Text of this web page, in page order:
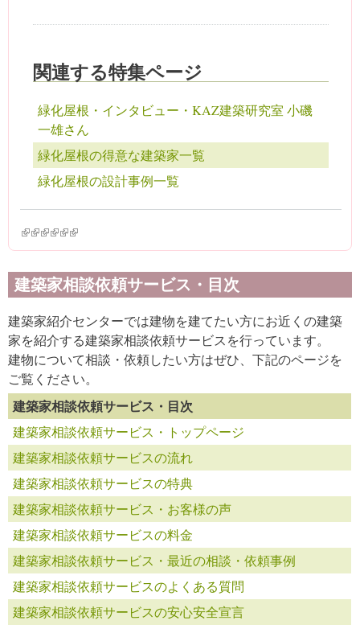
関連する特集ページ
緑化屋根・インタビュー・KAZ建築研究室 小磯
一雄さん
緑化屋根の得意な建築家一覧
緑化屋根の設計事例一覧
(link is external)
(link is external)
(link is external)
(link is external)
(link is external)
(link is external)
建築家相談依頼サービス・目次
建築家紹介センターでは建物を建てたい方にお近くの建築
家を紹介する建築家相談依頼サービスを行っています。
建物について相談・依頼したい方はぜひ、下記のページを
ご覧ください。
建築家相談依頼サービス・目次
建築家相談依頼サービス・トップページ
建築家相談依頼サービスの流れ
建築家相談依頼サービスの特典
建築家相談依頼サービス・お客様の声
建築家相談依頼サービスの料金
建築家相談依頼サービス・最近の相談・依頼事例
建築家相談依頼サービスのよくある質問
建築家相談依頼サービスの安心安全宣言